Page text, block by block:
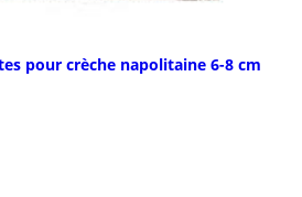
pour crèche napolitaine 6-8 cm